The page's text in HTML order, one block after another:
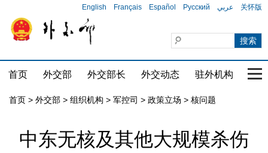
English Français Español Русский عربي 关怀版
首页 外交部 外交部长 外交动态 驻外机构 国
首页 > 外交部 > 组织机构 > 军控司 > 政策立场 > 核问题
中东无核及其他大规模杀伤